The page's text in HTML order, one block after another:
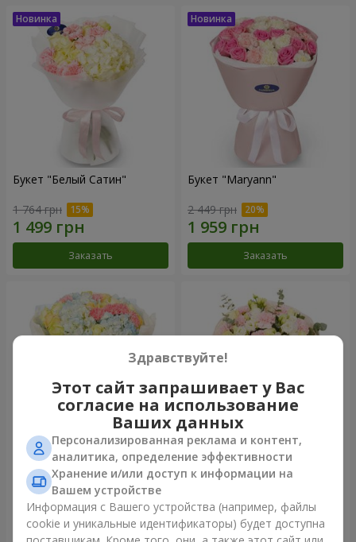
Букет "Белый Сатин"
1 764 грн
Заказать
Букет "Maryann"
2 449 грн
Заказать
Букет "Небесная лазурь"
5 014 грн
Заказать
Букет "Secret"
Заказать
Здравствуйте!
Этот сайт запрашивает у Вас
согласие на использование
Ваших данных
Персонализированная реклама и контент,
аналитика, определение эффективности
Хранение и/или доступ к информации на
Вашем устройстве
Информация с Вашего устройства (например, файлы
cookie и уникальные идентификаторы) будет доступна